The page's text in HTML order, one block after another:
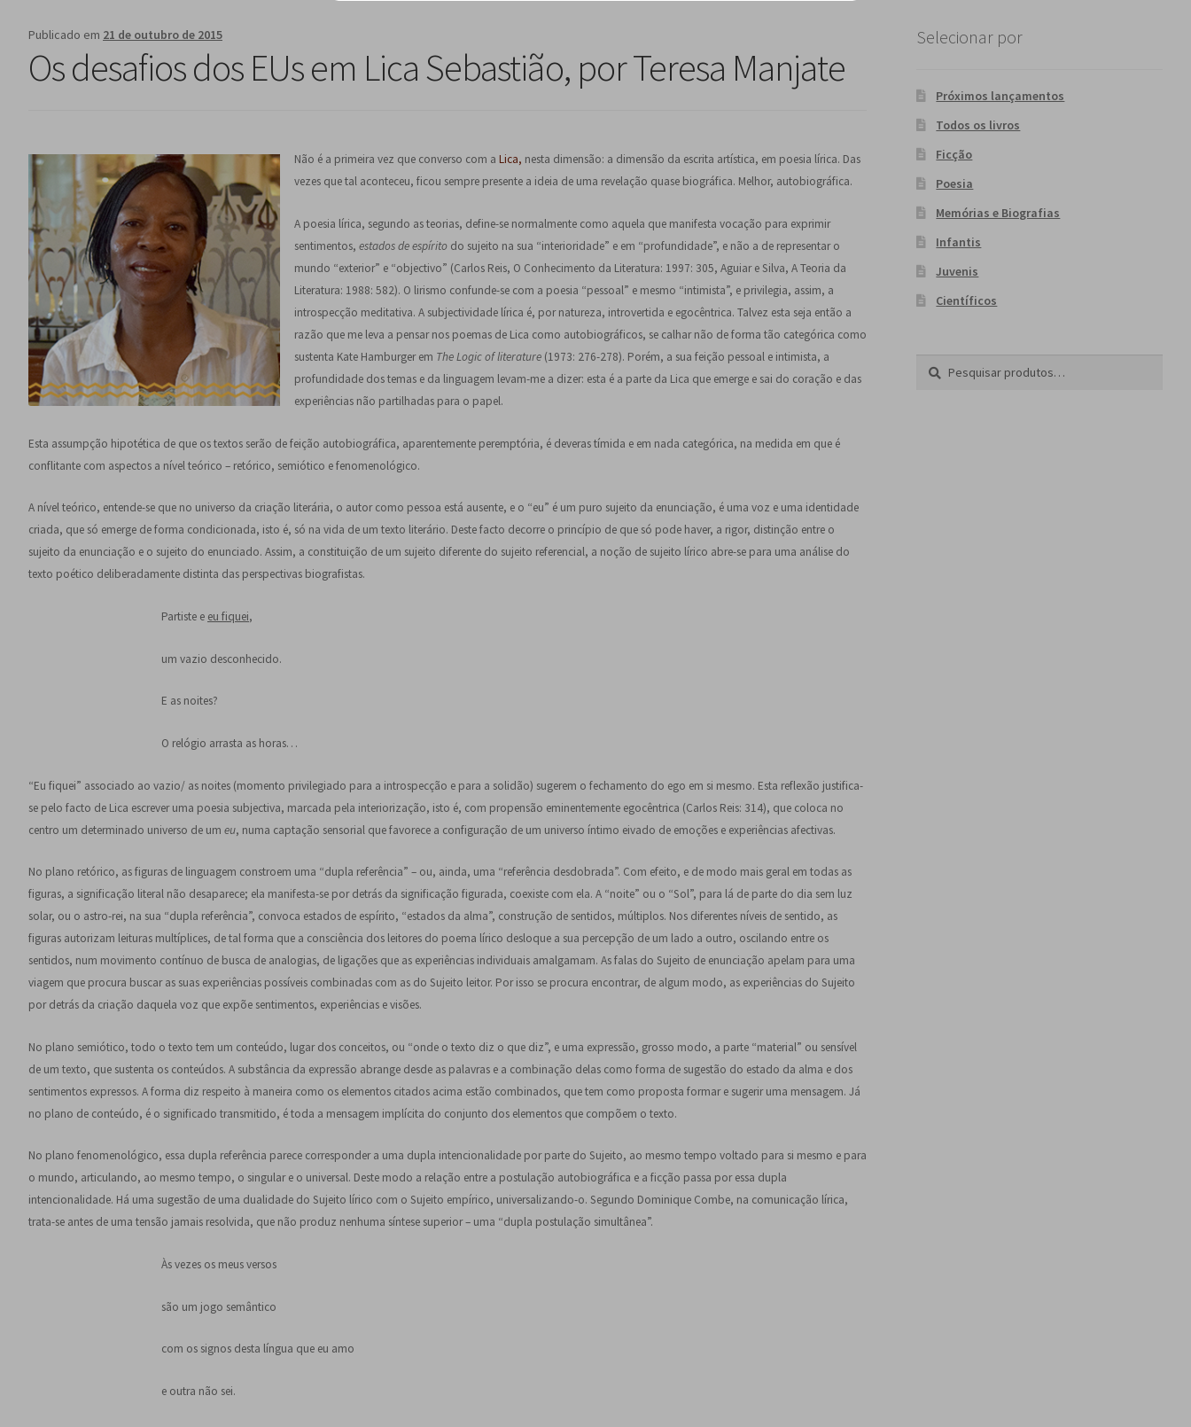
Publicado em 21 de outubro de 2015
Os desafios dos EUs em Lica Sebastião, por Teresa Manjate
Não é a primeira vez que converso com a Lica, nesta dimensão: a dimensão da escrita artística, em poesia lírica. Das
vezes que tal aconteceu, ficou sempre presente a ideia de uma revelação quase biográfica. Melhor, autobiográfica.
A poesia lírica, segundo as teorias, define-se normalmente como aquela que manifesta vocação para exprimir
sentimentos, estados de espírito do sujeito na sua “interioridade” e em “profundidade”, e não a de representar o
mundo “exterior” e “objectivo” (Carlos Reis, O Conhecimento da Literatura: 1997: 305, Aguiar e Silva, A Teoria da
Literatura: 1988: 582). O lirismo confunde-se com a poesia “pessoal” e mesmo “intimista”, e privilegia, assim, a
introspecção meditativa. A subjectividade lírica é, por natureza, introvertida e egocêntrica. Talvez esta seja então a
razão que me leva a pensar nos poemas de Lica como autobiográficos, se calhar não de forma tão categórica como
sustenta Kate Hamburger em The Logic of literature (1973: 276-278). Porém, a sua feição pessoal e intimista, a
profundidade dos temas e da linguagem levam-me a dizer: esta é a parte da Lica que emerge e sai do coração e das
experiências não partilhadas para o papel.
Esta assumpção hipotética de que os textos serão de feição autobiográfica, aparentemente peremptória, é deveras tímida e em nada categórica, na medida em que é
conflitante com aspectos a nível teórico – retórico, semiótico e fenomenológico.
A nível teórico, entende-se que no universo da criação literária, o autor como pessoa está ausente, e o “eu” é um puro sujeito da enunciação, é uma voz e uma identidade
criada, que só emerge de forma condicionada, isto é, só na vida de um texto literário. Deste facto decorre o princípio de que só pode haver, a rigor, distinção entre o
sujeito da enunciação e o sujeito do enunciado. Assim, a constituição de um sujeito diferente do sujeito referencial, a noção de sujeito lírico abre-se para uma análise do
texto poético deliberadamente distinta das perspectivas biografistas.
Partiste e eu fiquei,
um vazio desconhecido.
E as noites?
O relógio arrasta as horas…
“Eu fiquei” associado ao vazio/ as noites (momento privilegiado para a introspecção e para a solidão) sugerem o fechamento do ego em si mesmo. Esta reflexão justifica-
se pelo facto de Lica escrever uma poesia subjectiva, marcada pela interiorização, isto é, com propensão eminentemente egocêntrica (Carlos Reis: 314), que coloca no
centro um determinado universo de um eu, numa captação sensorial que favorece a configuração de um universo íntimo eivado de emoções e experiências afectivas.
No plano retórico, as figuras de linguagem constroem uma “dupla referência” – ou, ainda, uma “referência desdobrada”. Com efeito, e de modo mais geral em todas as
figuras, a significação literal não desaparece; ela manifesta-se por detrás da significação figurada, coexiste com ela. A “noite” ou o “Sol”, para lá de parte do dia sem luz
solar, ou o astro-rei, na sua “dupla referência”, convoca estados de espírito, “estados da alma”, construção de sentidos, múltiplos. Nos diferentes níveis de sentido, as
figuras autorizam leituras multíplices, de tal forma que a consciência dos leitores do poema lírico desloque a sua percepção de um lado a outro, oscilando entre os
sentidos, num movimento contínuo de busca de analogias, de ligações que as experiências individuais amalgamam. As falas do Sujeito de enunciação apelam para uma
viagem que procura buscar as suas experiências possíveis combinadas com as do Sujeito leitor. Por isso se procura encontrar, de algum modo, as experiências do Sujeito
por detrás da criação daquela voz que expõe sentimentos, experiências e visões.
No plano semiótico, todo o texto tem um conteúdo, lugar dos conceitos, ou “onde o texto diz o que diz”, e uma expressão, grosso modo, a parte “material” ou sensível
de um texto, que sustenta os conteúdos. A substância da expressão abrange desde as palavras e a combinação delas como forma de sugestão do estado da alma e dos
sentimentos expressos. A forma diz respeito à maneira como os elementos citados acima estão combinados, que tem como proposta formar e sugerir uma mensagem. Já
no plano de conteúdo, é o significado transmitido, é toda a mensagem implícita do conjunto dos elementos que compõem o texto.
No plano fenomenológico, essa dupla referência parece corresponder a uma dupla intencionalidade por parte do Sujeito, ao mesmo tempo voltado para si mesmo e para
o mundo, articulando, ao mesmo tempo, o singular e o universal. Deste modo a relação entre a postulação autobiográfica e a ficção passa por essa dupla
intencionalidade. Há uma sugestão de uma dualidade do Sujeito lírico com o Sujeito empírico, universalizando-o. Segundo Dominique Combe, na comunicação lírica,
trata-se antes de uma tensão jamais resolvida, que não produz nenhuma síntese superior – uma “dupla postulação simultânea”.
Às vezes os meus versos
são um jogo semântico
com os signos desta língua que eu amo
e outra não sei.
Selecionar por
Próximos lançamentos
Todos os livros
Ficção
Poesia
Memórias e Biografias
Infantis
Juvenis
Científicos
Pesquisar